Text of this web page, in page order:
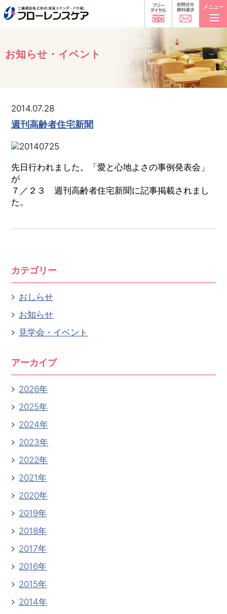
メニュー
お知らせ・イベント
2014.07.28
週刊高齢者住宅新聞
先日行われました。「愛と心地よさの事例発表会」
が
７／２３ 週刊高齢者住宅新聞に記事掲載されまし
た。
カテゴリー
おしらせ
お知らせ
見学会・イベント
アーカイブ
2026年
2025年
2024年
2023年
2022年
2021年
2020年
2019年
2018年
2017年
2016年
2015年
2014年